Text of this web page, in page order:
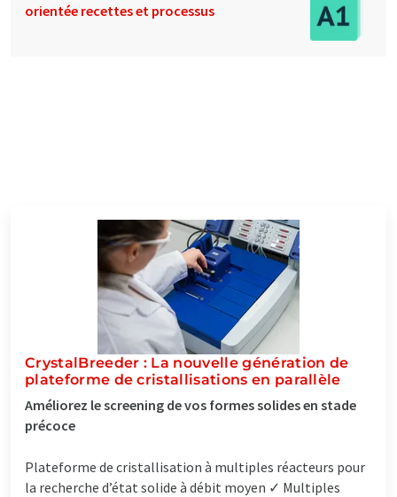
orientée recettes et processus
CrystalBreeder : La nouvelle génération de
plateforme de cristallisations en parallèle
Améliorez le screening de vos formes solides en stade
précoce
Plateforme de cristallisation à multiples réacteurs pour
la recherche d’état solide à débit moyen ✓ Multiples